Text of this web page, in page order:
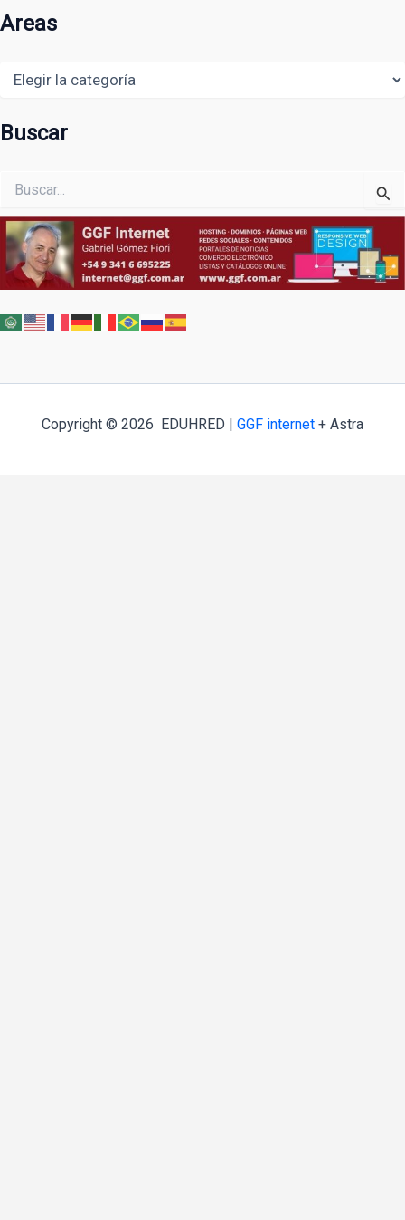
Areas
Buscar
por:
Copyright © 2026 EDUHRED | GGF internet + Astra